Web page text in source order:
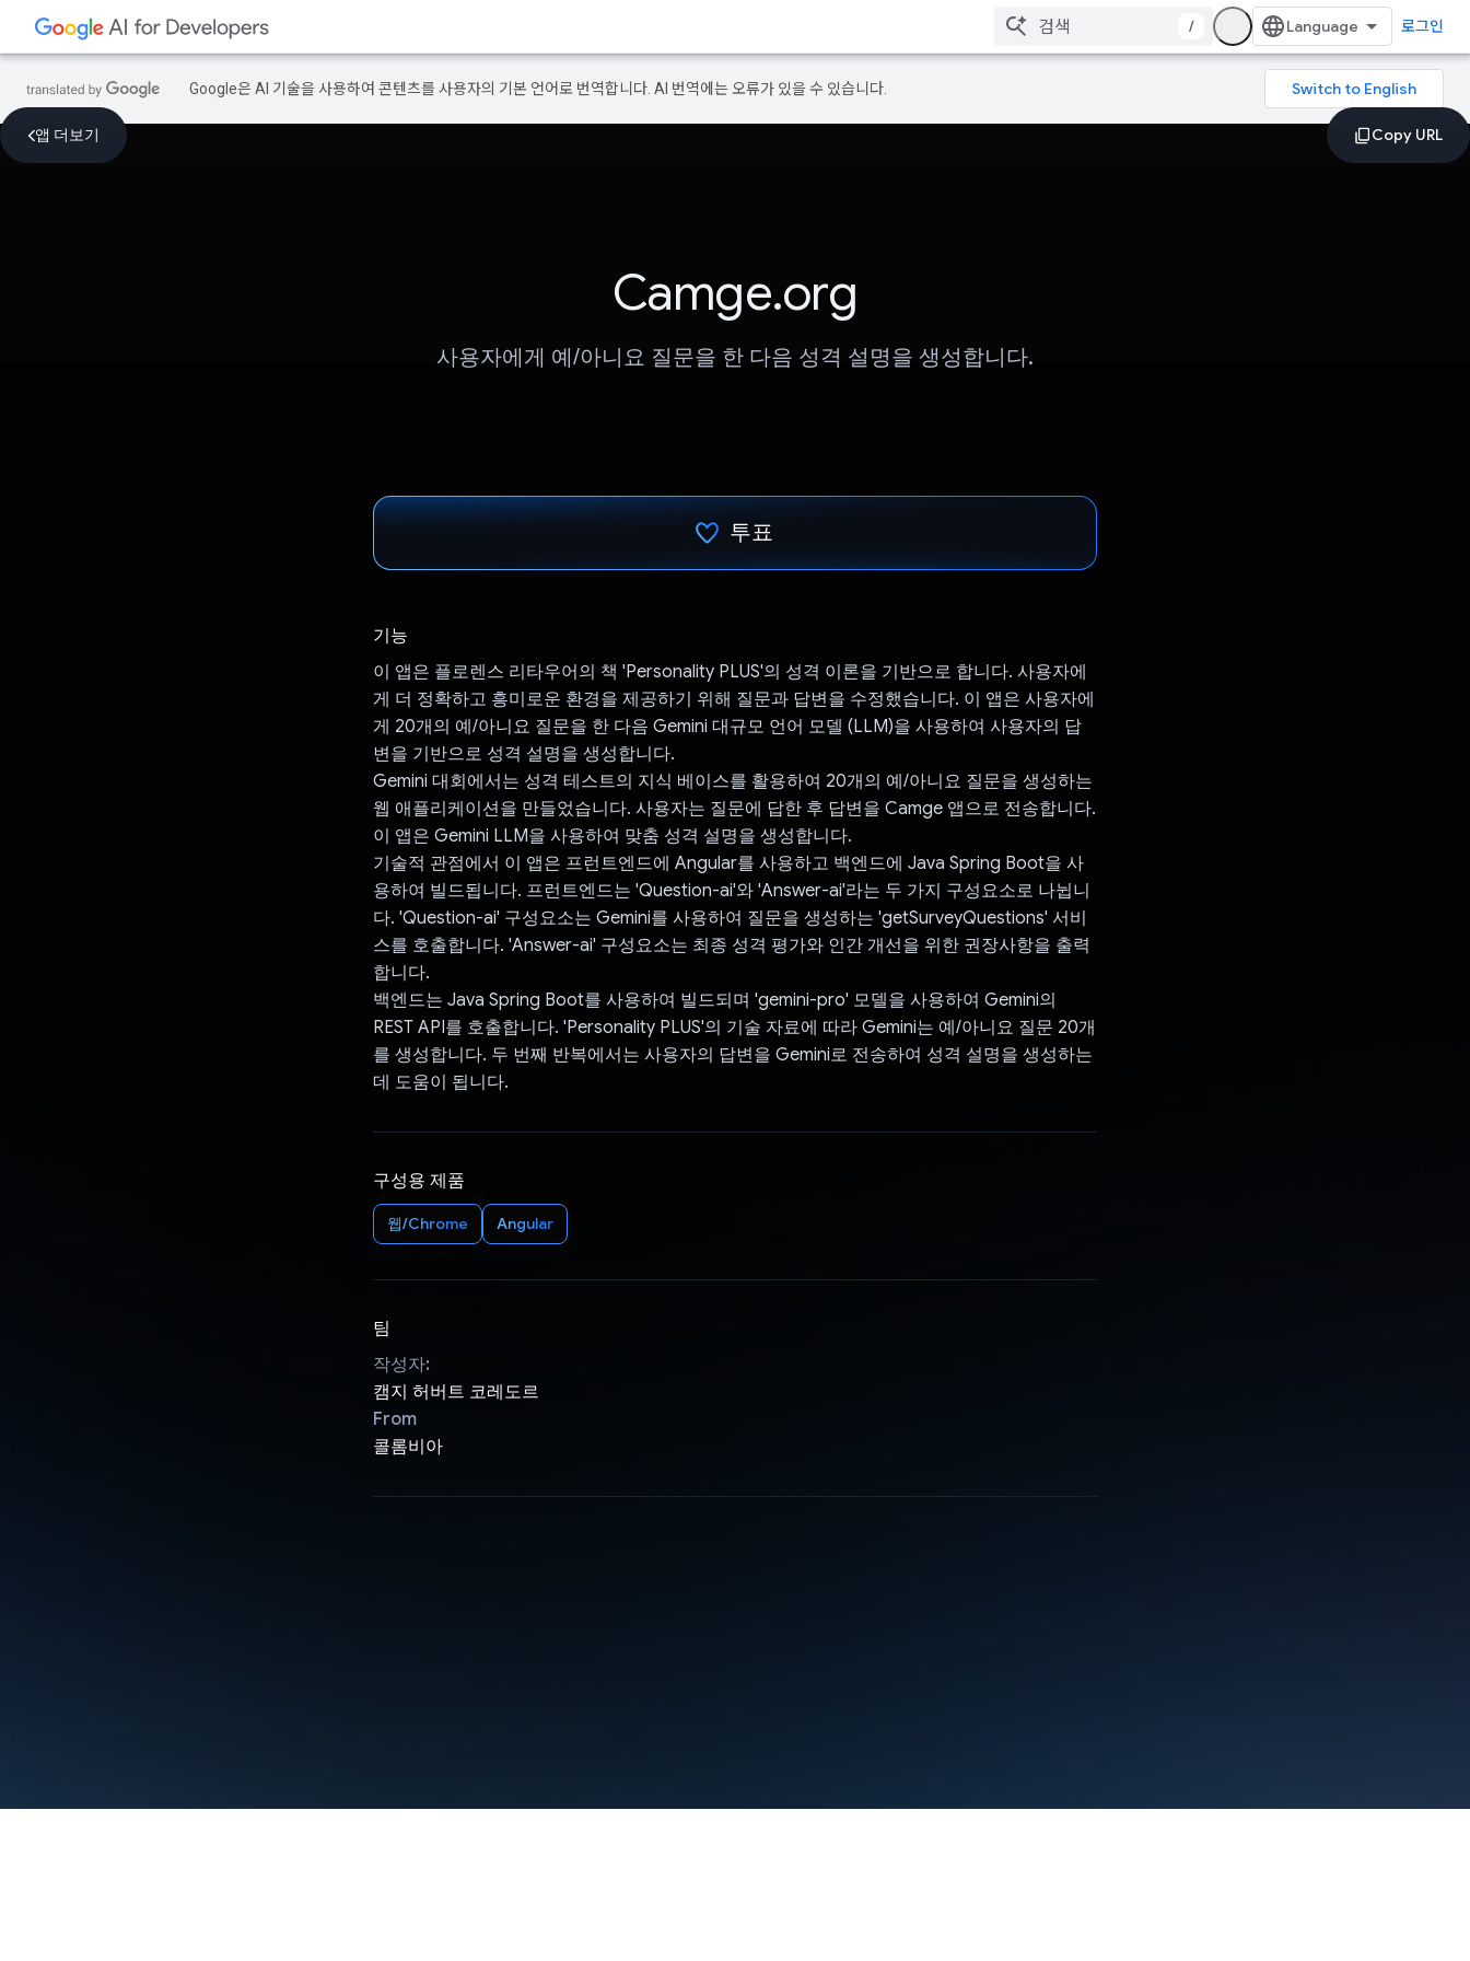
/ 로그인
Google은 AI 기술을 사용하여 콘텐츠를 사용자의 기본 언어로 번역합니다. AI 번역에는 오류가 있을 수 있습니다.
앱 더보기
Camge.org
사용자에게 예/아니요 질문을 한 다음 성격 설명을 생성합니다.
투표
기능
이 앱은 플로렌스 리타우어의 책 'Personality PLUS'의 성격 이론을 기반으로 합니다. 사용자에
게 더 정확하고 흥미로운 환경을 제공하기 위해 질문과 답변을 수정했습니다. 이 앱은 사용자에
게 20개의 예/아니요 질문을 한 다음 Gemini 대규모 언어 모델 (LLM)을 사용하여 사용자의 답
변을 기반으로 성격 설명을 생성합니다.
Gemini 대회에서는 성격 테스트의 지식 베이스를 활용하여 20개의 예/아니요 질문을 생성하는
웹 애플리케이션을 만들었습니다. 사용자는 질문에 답한 후 답변을 Camge 앱으로 전송합니다.
이 앱은 Gemini LLM을 사용하여 맞춤 성격 설명을 생성합니다.
기술적 관점에서 이 앱은 프런트엔드에 Angular를 사용하고 백엔드에 Java Spring Boot을 사
용하여 빌드됩니다. 프런트엔드는 'Question-ai'와 'Answer-ai'라는 두 가지 구성요소로 나뉩니
다. 'Question-ai' 구성요소는 Gemini를 사용하여 질문을 생성하는 'getSurveyQuestions' 서비
스를 호출합니다. 'Answer-ai' 구성요소는 최종 성격 평가와 인간 개선을 위한 권장사항을 출력
합니다.
백엔드는 Java Spring Boot를 사용하여 빌드되며 'gemini-pro' 모델을 사용하여 Gemini의
REST API를 호출합니다. 'Personality PLUS'의 기술 자료에 따라 Gemini는 예/아니요 질문 20개
를 생성합니다. 두 번째 반복에서는 사용자의 답변을 Gemini로 전송하여 성격 설명을 생성하는
데 도움이 됩니다.
구성용 제품
웹/Chrome Angular
팀
작성자:
캠지 허버트 코레도르
From
콜롬비아